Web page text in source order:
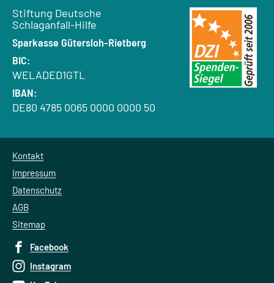
Empfänger:
Stiftung Deutsche
Schlaganfall-Hilfe
Bank:
Sparkasse Gütersloh-Rietberg
BIC:
WELADED1GTL
IBAN:
DE80 4785 0065 0000 0000 50
Kontakt
Impressum
Datenschutz
AGB
Sitemap
Facebook
Instagram